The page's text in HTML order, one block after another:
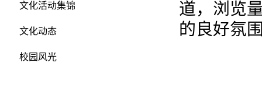
文化活动集锦
文化动态
校园风光
道，浏览
的良好氛